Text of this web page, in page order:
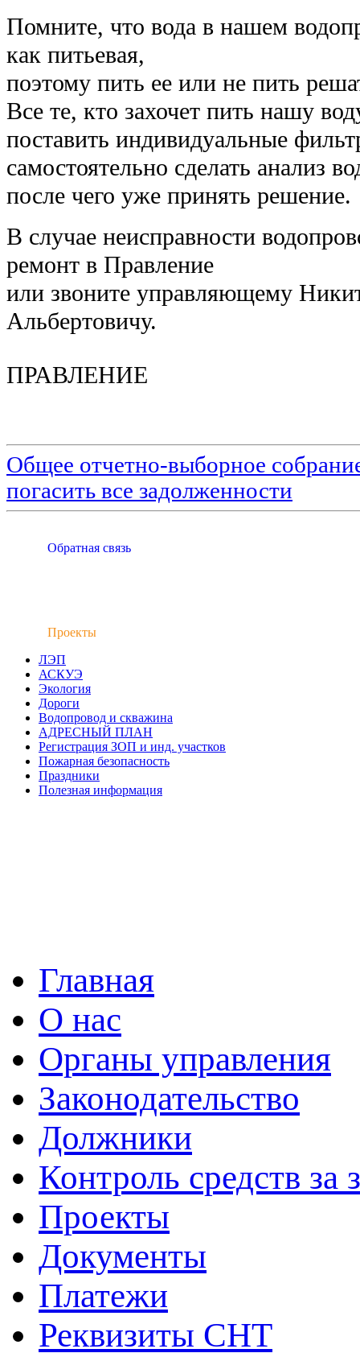
Помните, что вода в нашем
как питьевая,
поэтому пить ее или не пить
Все те, кто захочет пить нашу
поставить индивидуальные
самостоятельно сделать анализ
после чего уже принять решение.
В случае неисправности
ремонт в Правление
или звоните управляющему
Альбертовичу.
ПРАВЛЕНИЕ
Общее отчетно-выборное
погасить все задолженности
Обратная связь
Проекты
ЛЭП
АСКУЭ
Экология
Дороги
Водопровод и скважина
АДРЕСНЫЙ ПЛАН
Регистрация ЗОП и инд. участков
Пожарная безопасность
Праздники
Полезная информация
Главная
О нас
Органы управления
Законодательство
Должники
Контроль средств за
Проекты
Документы
Платежи
Реквизиты СНТ